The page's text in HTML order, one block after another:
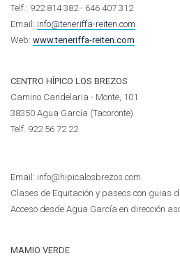
Telf.: 922 814 382 - 646 407 312
Email: info@teneriffa-reiten.com
Web: www.teneriffa-reiten.com
CENTRO HÍPICO LOS BREZOS
Camino Candelaria - Monte, 101
38350 Agua García (Tacoronte)
Telf. 922 56 72 22
Email: info@hipicalosbrezos.com
Clases de Equitación y paseos con guias
Acceso desde Agua García en dirección
MAMIO VERDE